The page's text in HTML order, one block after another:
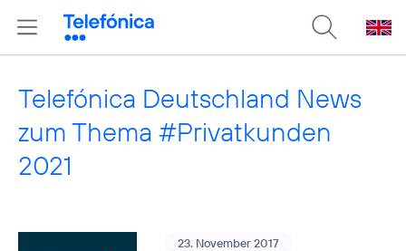
Telefónica Deutschland News
zum Thema #Privatkunden
2021
23. November 2017